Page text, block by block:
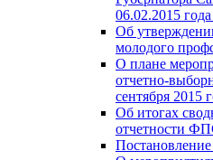
06.02.2015
Об
молодого
О плане
отчетно-
сентября 2015
Об итогах
отчетности